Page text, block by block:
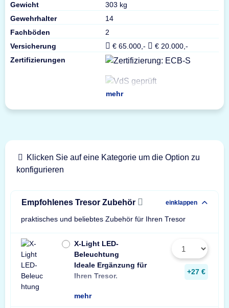
Gewicht
303 kg
Gewehrhalter
14
Fachböden
2
Versicherung
€ 65.000,-
€ 20.000,-
Zertifizierungen
mehr
Klicken Sie auf eine Kategorie um die Option zu
konfigurieren
Empfohlenes Tresor Zubehör einklappen
praktisches und beliebtes Zubehör für Ihren Tresor
X-Light LED-
Beleuchtung
Ideale Ergänzung für
Ihren Tresor.
Wir empfehlen
Leuchte pro
ein Stück
mehr
+27 €